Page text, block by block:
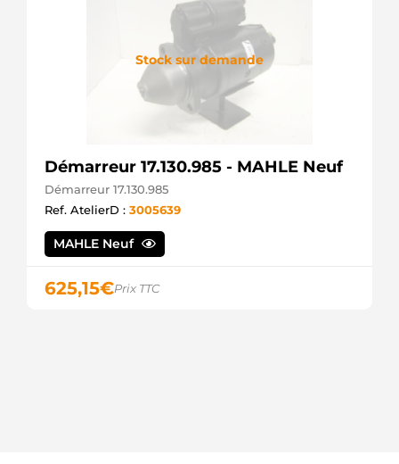
Stock sur demande
Démarreur 17.130.985 - MAHLE Neuf
Démarreur 17.130.985
Ref. AtelierD : 3005639
MAHLE Neuf
625,15€Prix TTC